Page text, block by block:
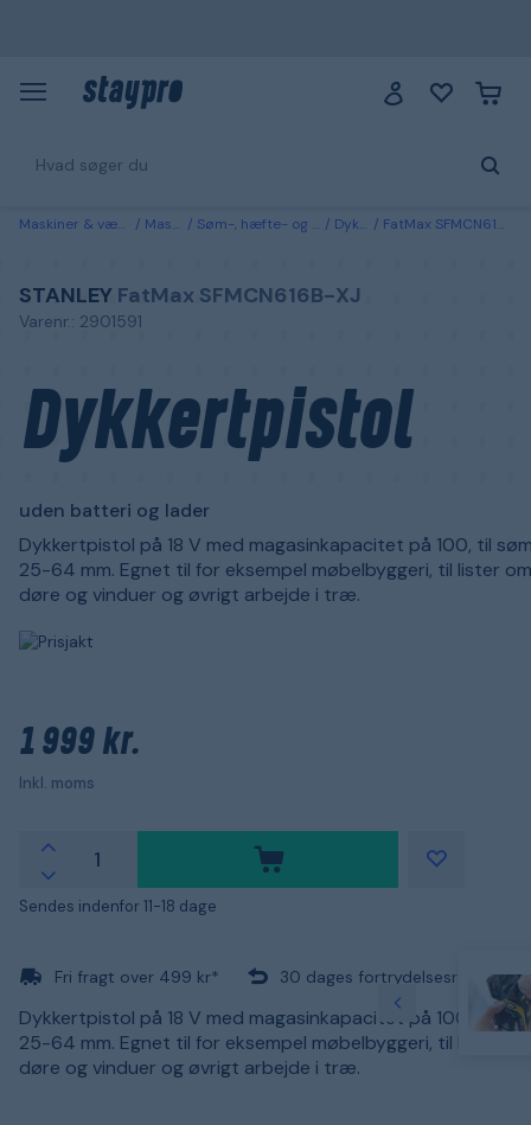
Maskiner & værktøj Maskiner Søm-, hæfte- og trykluftspistoler Dykkerpistoler FatMax SFMCN616B-XJ STANLEY Dykkertpistol uden batteri og lader
STANLEY FatMax SFMCN616B-XJ
Varenr.: 2901591
Dykkertpistol
uden batteri og lader
Dykkertpistol på 18 V med magasinkapacitet på 100, til
25-64 mm. Egnet til for eksempel møbelbyggeri, til lister
døre og vinduer og øvrigt arbejde i træ.
1 999 kr.
Inkl. moms
Sendes indenfor 11-18 dage
Fri fragt over 499 kr* 30 dages fortrydelsesret
Dykkertpistol på 18 V med magasinkapacitet på 100, til
25-64 mm. Egnet til for eksempel møbelbyggeri, til lister
døre og vinduer og øvrigt arbejde i træ.